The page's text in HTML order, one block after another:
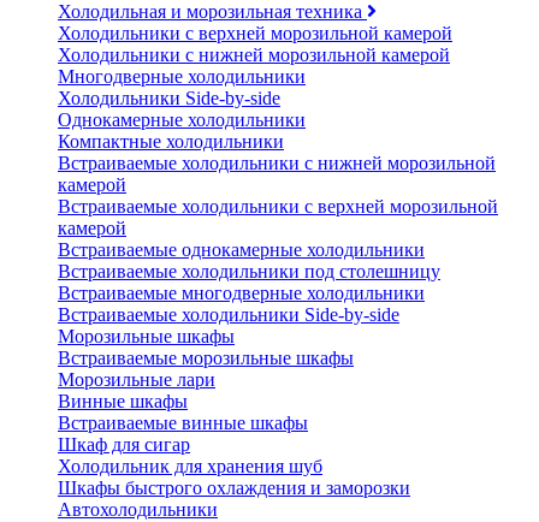
Холодильная и морозильная техника
Холодильники с верхней морозильной камерой
Холодильники с нижней морозильной камерой
Многодверные холодильники
Холодильники Side-by-side
Однокамерные холодильники
Компактные холодильники
Встраиваемые холодильники с нижней морозильной
камерой
Встраиваемые холодильники с верхней морозильной
камерой
Встраиваемые однокамерные холодильники
Встраиваемые холодильники под столешницу
Встраиваемые многодверные холодильники
Встраиваемые холодильники Side-by-side
Морозильные шкафы
Встраиваемые морозильные шкафы
Морозильные лари
Винные шкафы
Встраиваемые винные шкафы
Шкаф для сигар
Холодильник для хранения шуб
Шкафы быстрого охлаждения и заморозки
Автохолодильники